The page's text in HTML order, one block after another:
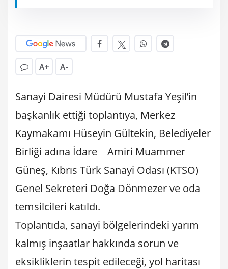
A+ A-
Sanayi Dairesi Müdürü Mustafa Yeşil’in
başkanlık ettiği toplantıya, Merkez
Kaymakamı Hüseyin Gültekin, Belediyeler
Birliği adına İdare Amiri Muammer
Güneş, Kıbrıs Türk Sanayi Odası (KTSO)
Genel Sekreteri Doğa Dönmezer ve oda
temsilcileri katıldı.
Toplantıda, sanayi bölgelerindeki yarım
kalmış inşaatlar hakkında sorun ve
eksikliklerin tespit edileceği, yol haritası